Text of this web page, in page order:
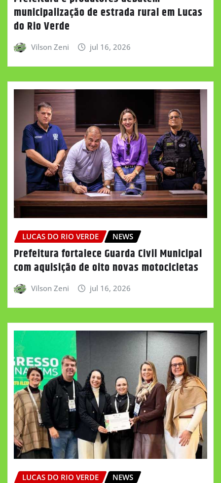
municipalização de estrada rural em Lucas
do Rio Verde
Vilson Zeni jul 16, 2026
LUCAS DO RIO VERDE NEWS
Prefeitura fortalece Guarda Civil Municipal
com aquisição de oito novas motocicletas
Vilson Zeni jul 16, 2026
LUCAS DO RIO VERDE NEWS